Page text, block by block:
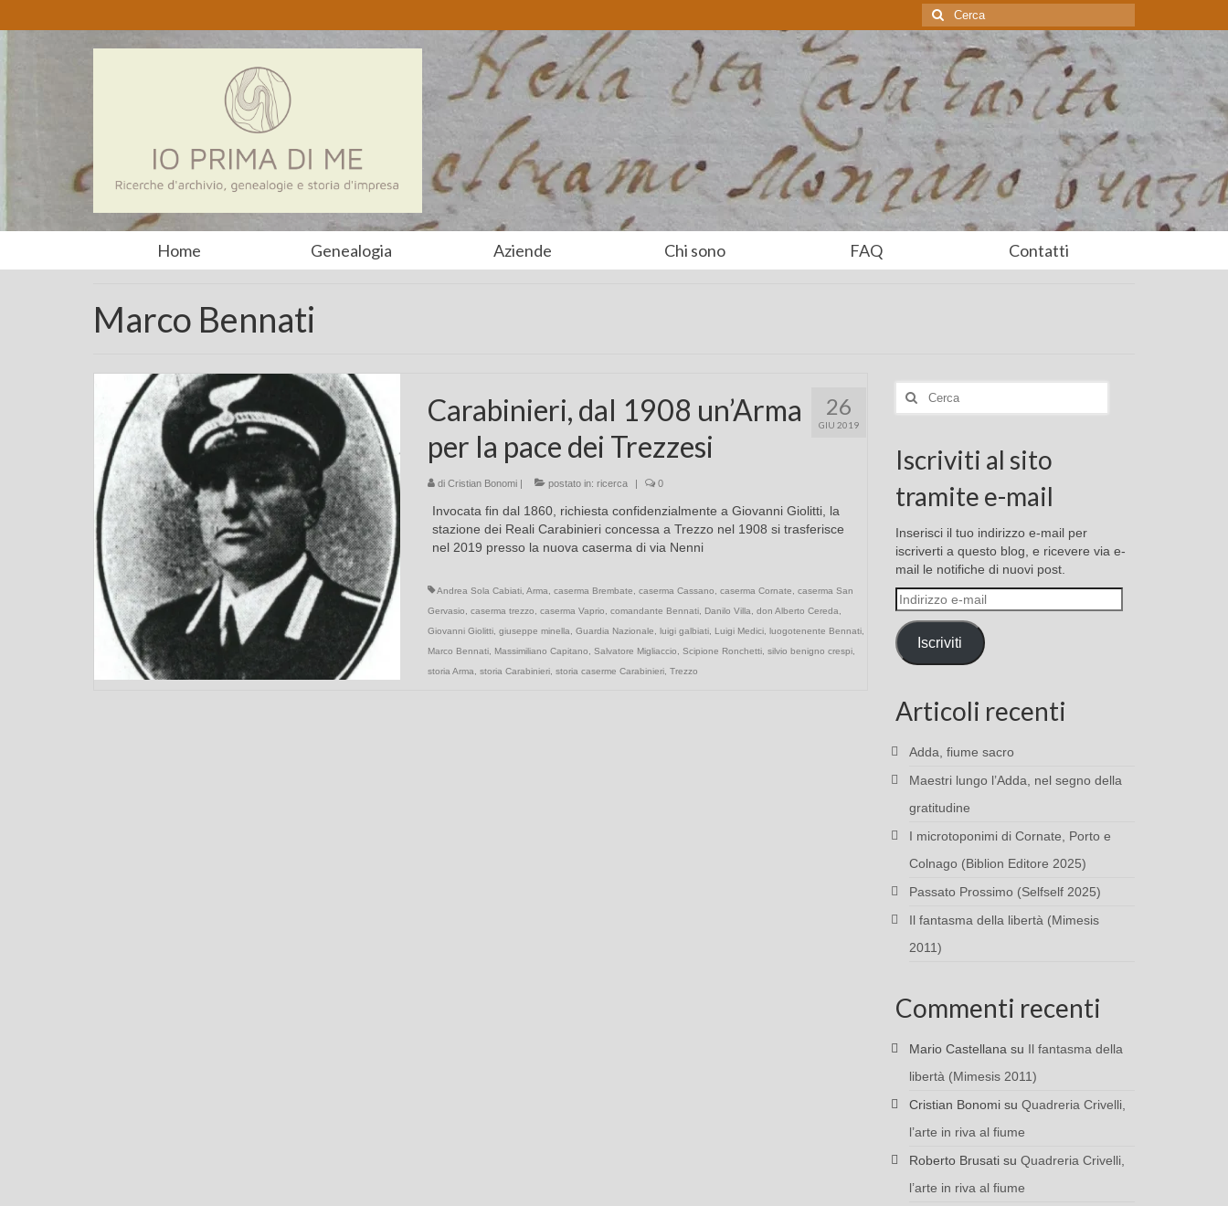
Cerca:
Home Genealogia Aziende Chi sono FAQ Contatti
Marco Bennati
26
GIU 2019
Carabinieri, dal 1908 un’Arma
per la pace dei Trezzesi
di Cristian Bonomi| postato in: ricerca | 0
Invocata fin dal 1860, richiesta confidenzialmente a Giovanni Giolitti, la
stazione dei Reali Carabinieri concessa a Trezzo nel 1908 si trasferisce
nel 2019 presso la nuova caserma di via Nenni
Andrea Sola Cabiati, Arma caserma Brembate caserma Cassano caserma Cornate
caserma San
Gervasio
caserma trezzo caserma Vaprio comandante Bennati, Danilo Villa don Alberto Cereda
Giovanni Giolitti, giuseppe minella Guardia Nazionale luigi galbiati, Luigi Medici, luogotenente Bennati,
Marco Bennati, Massimiliano Capitano Salvatore Migliaccio Scipione Ronchetti, silvio benigno crespi,
storia Arma
storia Carabinieri, storia caserme Carabinieri, Trezzo
Cerca:
Iscriviti al sito
tramite e-mail
Inserisci il tuo indirizzo e-mail per
iscriverti a questo blog, e ricevere via e-
mail le notifiche di nuovi post.
Indirizzo
e-
mail
Iscriviti
Articoli recenti
Adda, fiume sacro
Maestri lungo l’Adda, nel segno della
gratitudine
I microtoponimi di Cornate, Porto e
Colnago (Biblion Editore 2025)
Passato Prossimo (Selfself 2025)
Il fantasma della libertà (Mimesis
2011)
Commenti recenti
Mario Castellana su Il fantasma della
libertà (Mimesis 2011)
Cristian Bonomisu Quadreria Crivelli,
l’arte in riva al fiume
Roberto Brusatisu Quadreria Crivelli,
l’arte in riva al fiume